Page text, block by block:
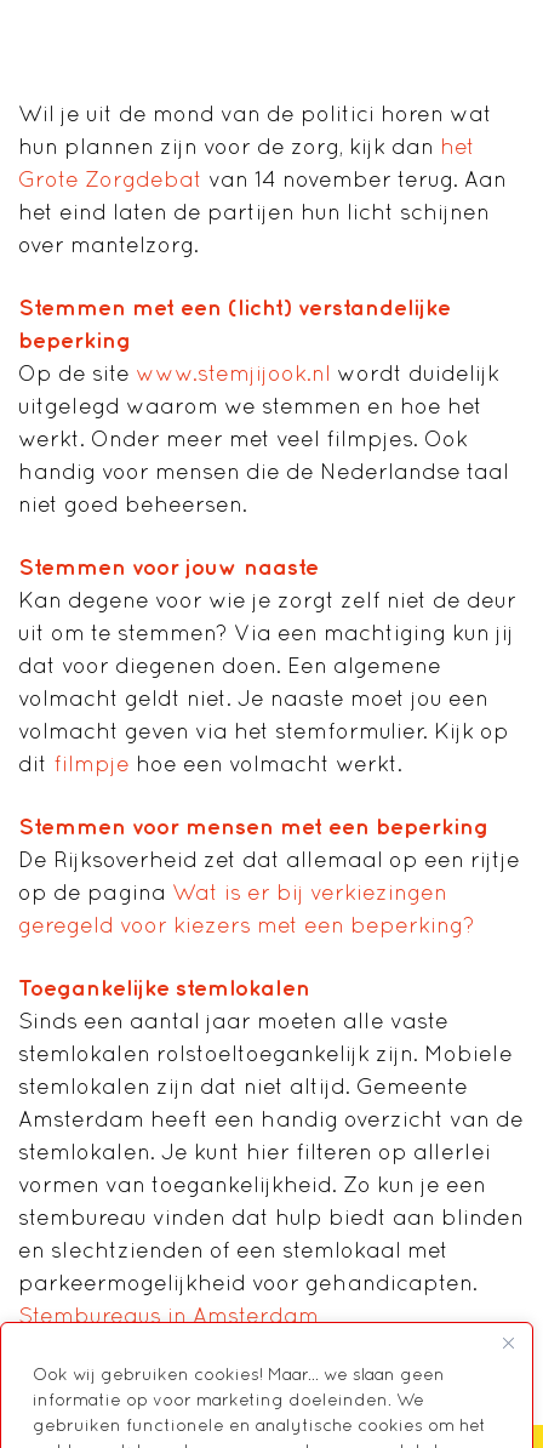
Ook wij gebruiken cookies! Maar... we slaan geen
informatie op voor marketing doeleinden. We
gebruiken functionele en analytische cookies om het
Wil je uit de mond van de politici horen wat
hun plannen zijn voor de zorg, kijk dan het
Grote Zorgdebat van 14 november terug. Aan
het eind laten de partijen hun licht schijnen
over mantelzorg.
Stemmen met een (licht) verstandelijke
beperking
Op de site www.stemjijook.nl wordt duidelijk
uitgelegd waarom we stemmen en hoe het
werkt. Onder meer met veel filmpjes. Ook
handig voor mensen die de Nederlandse taal
niet goed beheersen.
Stemmen voor jouw naaste
Kan degene voor wie je zorgt zelf niet de deur
uit om te stemmen? Via een machtiging kun jij
dat voor diegenen doen. Een algemene
volmacht geldt niet. Je naaste moet jou een
volmacht geven via het stemformulier. Kijk op
dit filmpje hoe een volmacht werkt.
Stemmen voor mensen met een beperking
De Rijksoverheid zet dat allemaal op een rijtje
op de pagina Wat is er bij verkiezingen
geregeld voor kiezers met een beperking?
Toegankelijke stemlokalen
Sinds een aantal jaar moeten alle vaste
stemlokalen rolstoeltoegankelijk zijn. Mobiele
stemlokalen zijn dat niet altijd. Gemeente
Amsterdam heeft een handig overzicht van de
stemlokalen. Je kunt hier filteren op allerlei
vormen van toegankelijkheid. Zo kun je een
stembureau vinden dat hulp biedt aan blinden
en slechtzienden of een stemlokaal met
parkeermogelijkheid voor gehandicapten.
Stembureaus in Amsterdam